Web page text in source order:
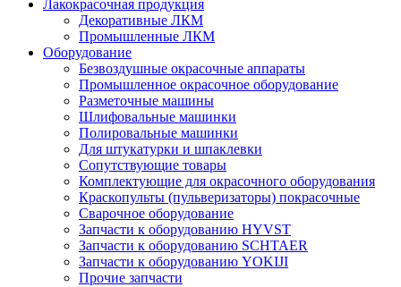
Лакокрасочная продукция
Декоративные ЛКМ
Промышленные ЛКМ
Оборудование
Безвоздушные окрасочные аппараты
Промышленное окрасочное оборудование
Разметочные машины
Шлифовальные машинки
Полировальные машинки
Для штукатурки и шпаклевки
Сопутствующие товары
Комплектующие для окрасочного оборудования
Краскопульты (пульверизаторы) покрасочные
Сварочное оборудование
Запчасти к оборудованию HYVST
Запчасти к оборудованию SCHTAER
Запчасти к оборудованию YOKIJI
Прочие запчасти